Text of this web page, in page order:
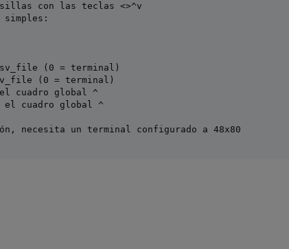
con las teclas <>^v
simples:
(0 = terminal)
(0 = terminal)
cuadro global ^
el cuadro global ^
necesita un terminal configurado a 48x80